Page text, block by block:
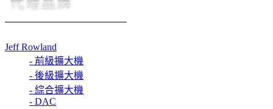
Jeff Rowland
- 前級擴大機
- 後級擴大機
- 綜合擴大機
- DAC